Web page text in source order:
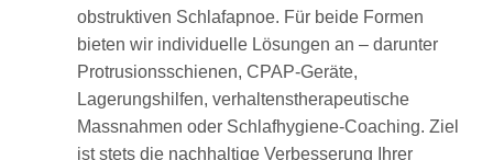
obstruktiven Schlafapnoe. Für beide Formen
bieten wir individuelle Lösungen an – darunter
Protrusionsschienen, CPAP-Geräte,
Lagerungshilfen, verhaltenstherapeutische
Massnahmen oder Schlafhygiene-Coaching. Ziel
ist stets die nachhaltige Verbesserung Ihrer